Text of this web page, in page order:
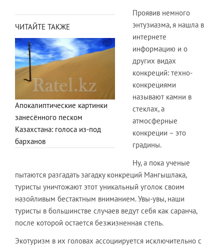
ЧИТАЙТЕ ТАКЖЕ
Апокалиптические картинки
занесённого песком
Казахстана: голоса из-под
барханов
Проявив немного
энтузиазма, я нашла в
интернете
информацию и о
других видах
конкреций: техно-
конкрециями
называют камни в
стеклах, а
атмосферные
конкреции – это
градины.
Ну, а пока ученые
пытаются разгадать загадку конкреций Мангышлака,
туристы уничтожают этот уникальный уголок своим
назойливым бестактным вниманием. Увы-увы, наши
туристы в большинстве случаев ведут себя как саранча,
после которой остается безжизненная степь.
Экотуризм в их головах ассоциируется исключительно с